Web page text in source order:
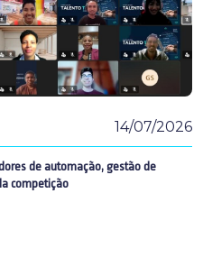
14/07/2026
de automação, gestão de
competição